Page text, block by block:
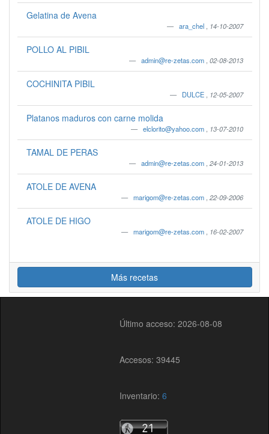
Gelatina de Avena
ara_chel 14-10-2007
POLLO AL PIBIL
admin@re-zetas.com 02-08-2013
COCHINITA PIBIL
DULCE 12-05-2007
Platanos maduros con carne molida
elclorito@yahoo.com 13-07-2010
TAMAL DE PERAS
admin@re-zetas.com 24-01-2013
ATOLE DE AVENA
marigom@re-zetas.com 22-09-2006
ATOLE DE HIGO
marigom@re-zetas.com 16-02-2007
Más recetas
Último acceso: 2026-08-08
Accesos: 39445
Inventario:6